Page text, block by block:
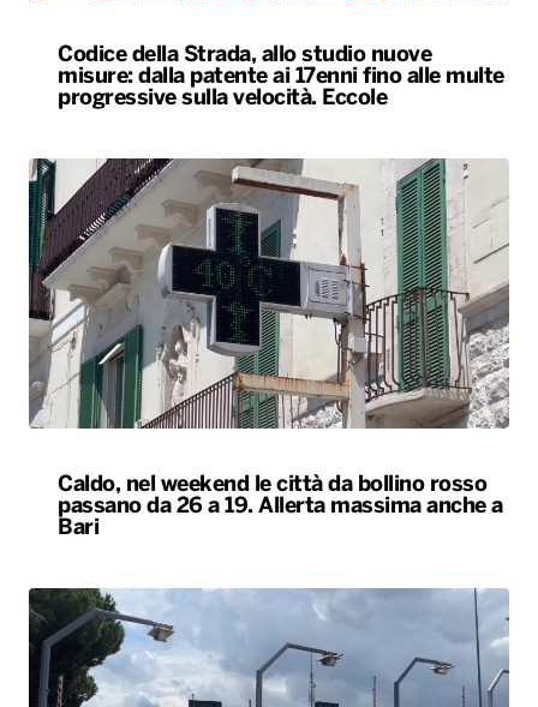
Codice della Strada, allo studio nuove
misure: dalla patente ai 17enni fino alle multe
progressive sulla velocità. Eccole
Caldo, nel weekend le città da bollino rosso
passano da 26 a 19. Allerta massima anche a
Bari